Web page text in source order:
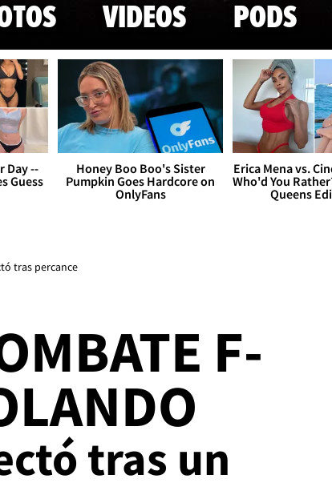
VIDEOS PODS
Day --
Guess
Honey Boo Boo's Sister
Pumpkin Goes Hardcore on
OnlyFans
Erica Mena vs.
Who'd You
Queens
tras percance
F-
tras un